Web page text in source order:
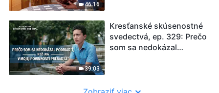
46:16
39:03
Kresťanské skúsenostné
svedectvá, ep. 329: Prečo
som sa nedokázal